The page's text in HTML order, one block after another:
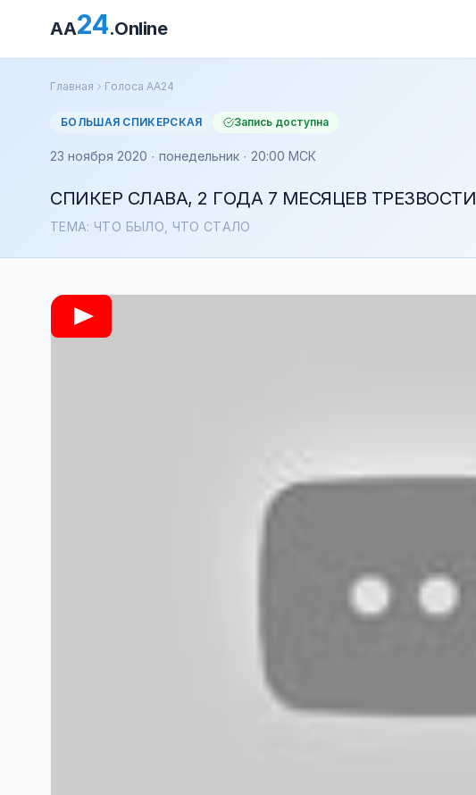
AA24.Online
Главная Голоса АА24
БОЛЬШАЯ СПИКЕРСКАЯ Запись доступна
23 ноября 2020 · понедельник · 20:00 МСК
СПИКЕР СЛАВА, 2 ГОДА 7 МЕСЯЦЕВ ТРЕЗВОСТИ
ТЕМА: ЧТО БЫЛО, ЧТО СТАЛО